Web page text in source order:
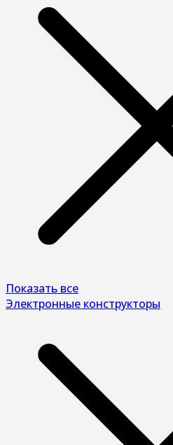
Показать все
Электронные конструкторы